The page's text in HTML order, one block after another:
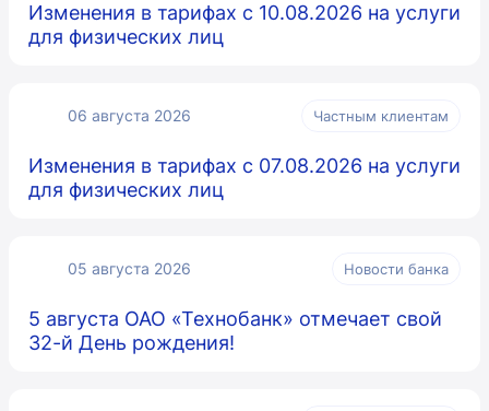
Изменения в тарифах с 10.08.2026 на услуги
для физических лиц
06 августа 2026 Частным клиентам
Изменения в тарифах с 07.08.2026 на услуги
для физических лиц
05 августа 2026 Новости банка
5 августа ОАО «Технобанк» отмечает свой
32-й День рождения!